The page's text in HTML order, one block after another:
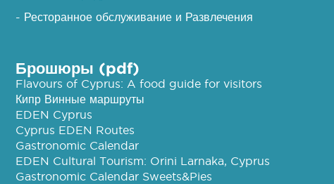
- Ресторанное обслуживание и Развлечения
Брошюры (pdf)
Flavours of Cyprus: A food guide for visitors
Кипр Винные маршруты
EDEN Cyprus
Cyprus EDEN Routes
Gastronomic Calendar
EDEN Cultural Tourism: Orini Larnaka, Cyprus
Gastronomic Calendar Sweets&Pies